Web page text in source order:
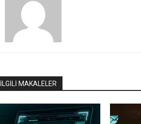
İLGİLİ MAKALELER